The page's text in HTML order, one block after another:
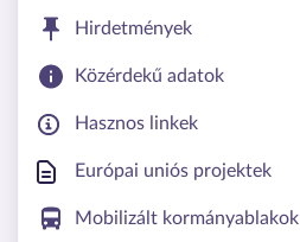
Hirdetmények
Közérdekű adatok
Hasznos linkek
Európai uniós projektek
Mobilizált kormányablakok